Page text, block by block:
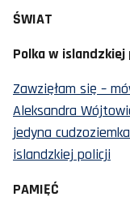
ŚWIAT
Polka w islandzkiej
Zawzięłam się –
Aleksandra
jedyna
islandzkiej policji
PAMIĘĆ